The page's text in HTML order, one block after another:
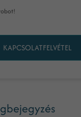
KAPCSOLATFELVÉTEL